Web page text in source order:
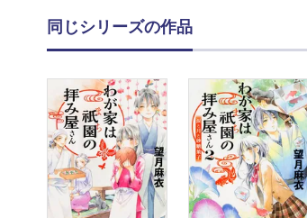
同じシリーズの作品